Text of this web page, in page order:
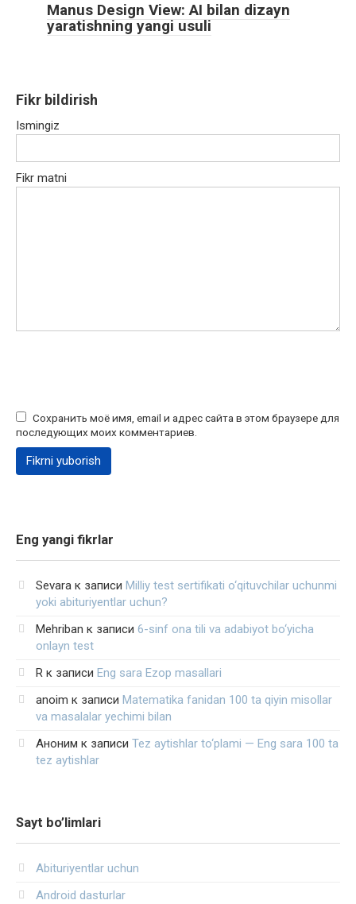
Manus Design View: AI bilan dizayn
yaratishning yangi usuli
Fikr bildirish
Ismingiz
Fikr matni
Сохранить моё имя, email и адрес сайта в этом браузере для
последующих моих комментариев.
Eng yangi fikrlar
Sevara к записи Milliy test sertifikati o‘qituvchilar uchunmi
yoki abituriyentlar uchun?
Mehriban к записи 6-sinf ona tili va adabiyot bo‘yicha
onlayn test
R к записи Eng sara Ezop masallari
anoim к записи Matematika fanidan 100 ta qiyin misollar
va masalalar yechimi bilan
Аноним к записи Tez aytishlar to‘plami — Eng sara 100 ta
tez aytishlar
Sayt bo’limlari
Abituriyentlar uchun
Android dasturlar